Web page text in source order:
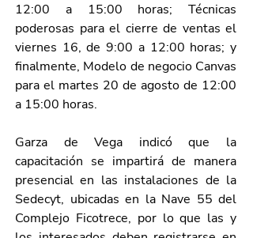
12:00 a 15:00 horas; Técnicas
poderosas para el cierre de ventas el
viernes 16, de 9:00 a 12:00 horas; y
finalmente, Modelo de negocio Canvas
para el martes 20 de agosto de 12:00
a 15:00 horas.
Garza de Vega indicó que la
capacitación se impartirá de manera
presencial en las instalaciones de la
Sedecyt, ubicadas en la Nave 55 del
Complejo Ficotrece, por lo que las y